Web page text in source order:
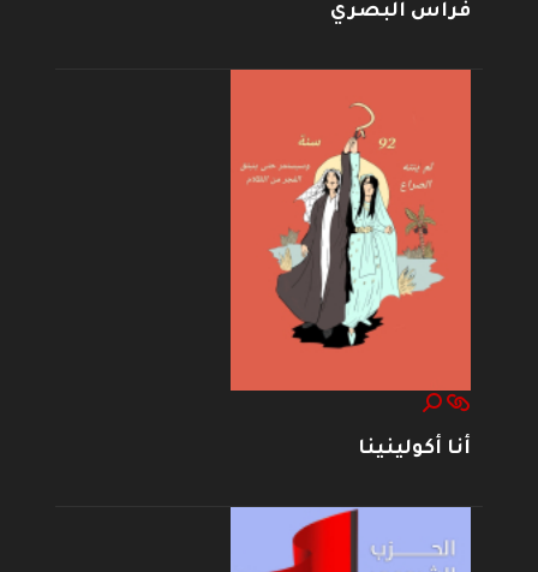
فراس البصري
أنا أكولينينا